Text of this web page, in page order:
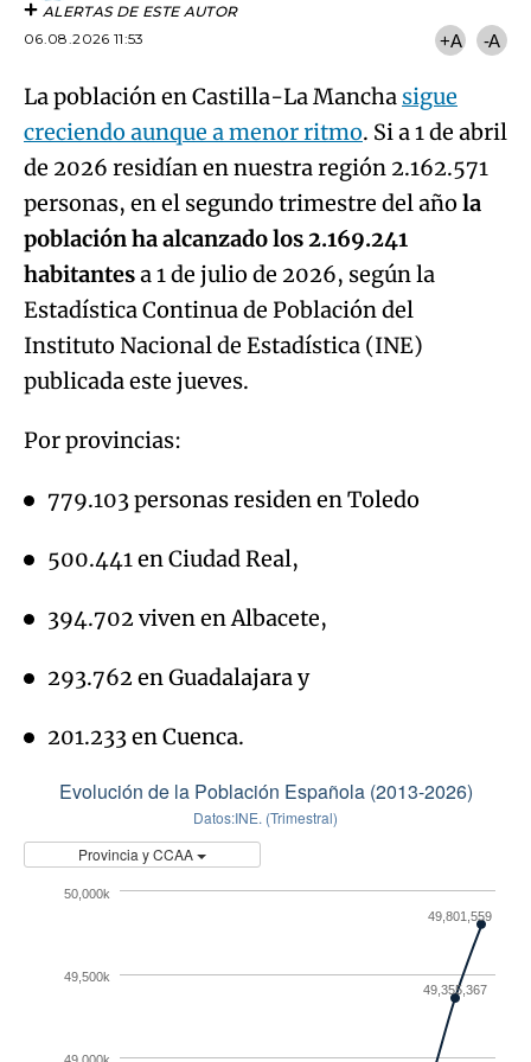
creciendo aunque a menor ritmo
de 2026 residían en nuestra región 2.162.571
personas, en el segundo trimestre del año
población ha alcanzado los 2.169.241
habitantesa 1 de julio de 2026, según la
Estadística Continua de Población del
Instituto Nacional de Estadística (INE)
publicada este jueves.
Por provincias:
779.103 personas residen en Toledo
500.441 en Ciudad Real,
394.702 viven en Albacete,
293.762 en Guadalajara y
201.233 en Cuenca.